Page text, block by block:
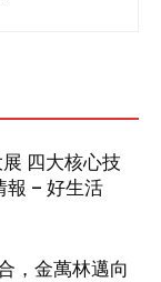
四大核心技
報 – 好生活
，金萬林邁向